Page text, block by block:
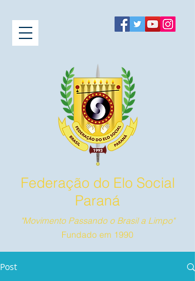
Federação do Elo Social
Paraná
"Movimento Passando o Brasil a Limpo"
Fundado em 1990
Post